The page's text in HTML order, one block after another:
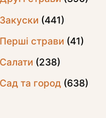
Закуски (441)
Перші страви (41)
Салати (238)
Сад та город (638)